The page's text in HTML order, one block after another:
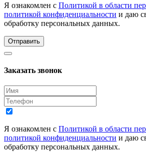
Я ознакомлен с Политикой в области
политикой конфиденциальности и даю
обработку персональных данных.
Отправить
Заказать звонок
Я ознакомлен с Политикой в области
политикой конфиденциальности и даю
обработку персональных данных.